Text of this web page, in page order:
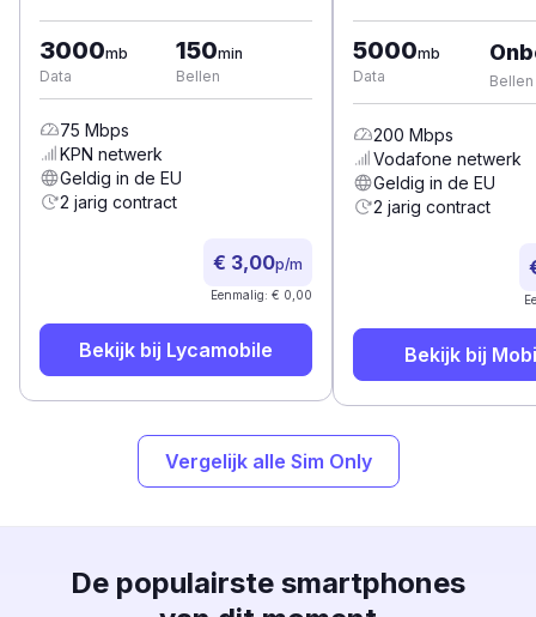
3000mb
Data
150min
Bellen
75 Mbps
KPN netwerk
Geldig in de EU
2 jarig contract
€ 3,00p/m
Eenmalig: € 0,00
Bekijk bij Lycamobile
5000mb
Data
Bellen
200 Mbps
Vodafone netwerk
Geldig in de EU
2 jarig contract
Bekijk bij
Vergelijk alle Sim Only
De populairste smartphones